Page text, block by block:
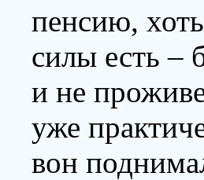
пенсию,
силы есть –
и не
уже
вон